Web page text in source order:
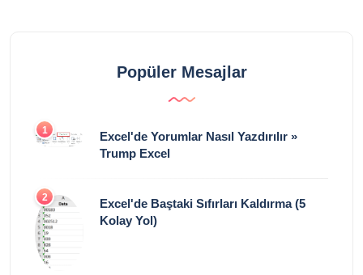
Popüler Mesajlar
1
Excel'de Yorumlar Nasıl Yazdırılır »
Trump Excel
2
Excel'de Baştaki Sıfırları Kaldırma (5
Kolay Yol)